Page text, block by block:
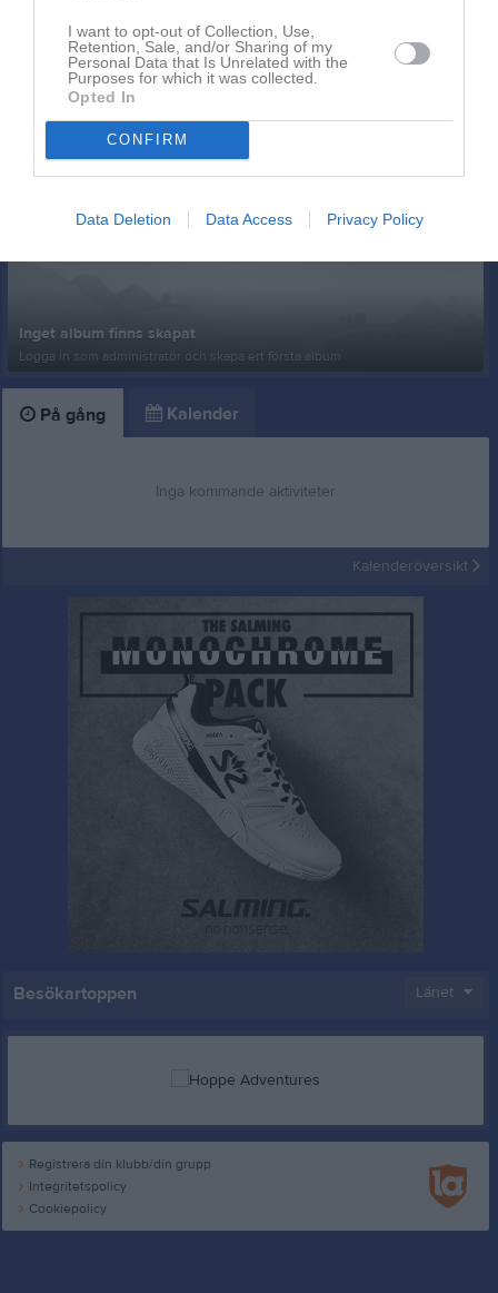
I want to opt-out of Collection, Use,
Retention, Sale, and/or Sharing of my
Personal Data that Is Unrelated with the
Purposes for which it was collected.
Opted In
CONFIRM
Data Deletion Data Access Privacy Policy
Ingen video uppladdad
Logga in och ladda upp ert första klipp
Senast uppdaterade album
Inget album finns skapat
Logga in som administratör och skapa ert första album
På gång Kalender
Inga kommande aktiviteter
Kalenderöversikt
Besökartoppen Länet
Registrera din klubb/din grupp
Integritetspolicy
Cookiepolicy